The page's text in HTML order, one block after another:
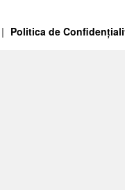
Politica de